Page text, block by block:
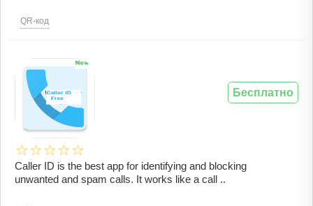
QR-код
Caller ID is the best app for identifying and blocking
unwanted and spam calls. It works like a call ..
Бесплатно